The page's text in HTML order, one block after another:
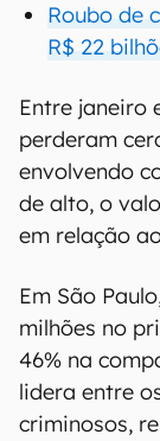
Roubo de
R$ 22
Entre janeiro
perderam
envolvendo
de alto, o
em relação
Em São
milhões no
46% na
lidera entre
criminosos,